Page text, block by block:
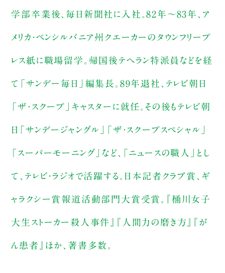
学部卒業後、毎日新聞社に入社。82年〜83年、ア
メリカ・ペンシルバニア州クエーカーのタウンフリープ
レス紙に職場留学。帰国後テヘラン特派員などを経
て「サンデー毎日」編集長。89年退社、テレビ朝日
「ザ・スクープ」キャスターに就任。その後もテレビ朝
日「サンデージャングル」「ザ・スクープスペシャル」
「スーパーモーニング」など、「ニュースの職人」とし
て、テレビ・ラジオで活躍する。日本記者クラブ賞、ギ
ャラクシー賞報道活動部門大賞受賞。『桶川女子
大生ストーカー殺人事件』『人間力の磨き方』『が
ん患者』ほか、著書多数。